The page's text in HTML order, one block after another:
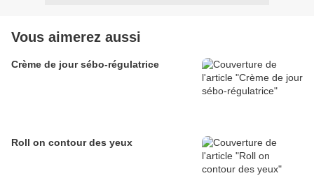
Vous aimerez aussi
Crème de jour sébo-régulatrice
Roll on contour des yeux